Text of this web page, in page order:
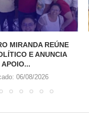
MIRANDA REÚNE
E ANUNCIA
APOIO...
06/08/2026